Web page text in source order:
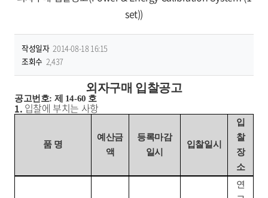
set))
작성일자 2014-08-18 16:15
조회수 2,437
외자구매 입찰공고
공고번호: 제 14-60 호
1. 입찰에 부치는 사항
품 명
예산금
액
등록마감
일시
입찰일시
입
찰
장
소
연